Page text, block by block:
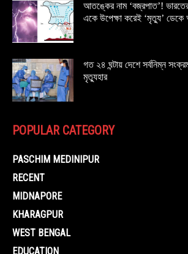
আতঙ্কের নাম ‘বজ্রপাত’!
একে উপেক্ষা করেই ‘মৃত্যু’ ডেকে
গত ২৪ ঘন্টায় দেশে সর্বনিম্ন
মৃত্যুহার
POPULAR CATEGORY
PASCHIM MEDINIPUR
RECENT
MIDNAPORE
KHARAGPUR
WEST BENGAL
EDUCATION